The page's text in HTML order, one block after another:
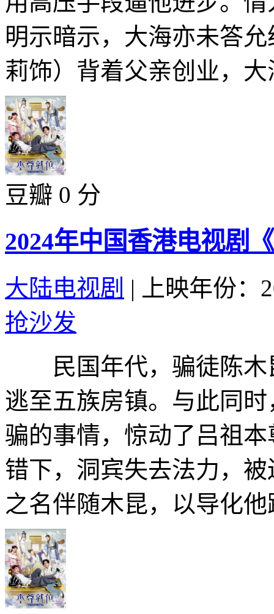
明示暗示，大海亦未答
莉饰）背着父亲创业，
豆瓣 0 分
2024年中国香港电视剧
大陆电视剧 |
上映年份：
抢沙发
民国年代，骗徒陈木
逃至五族房镇。与此同
骗的事情，惊动了吕祖
错下，洞宾失去法力，
之名伴随木昆，以导化